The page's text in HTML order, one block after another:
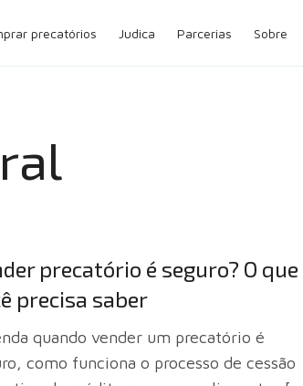
precatórios Judica Parcerias Sobre
precatório é seguro? O que
precisa saber
quando vender um precatório é
como funciona o processo de cessão